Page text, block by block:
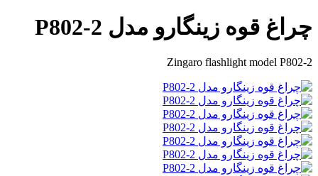
چراغ قوه زینگارو مدل P802-2
Zingaro flashlight model P802-2